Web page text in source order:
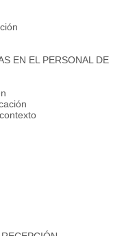
EN EL PERSONAL DE